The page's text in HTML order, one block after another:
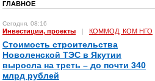
ГЛАВНОЕ
Сегодня, 08:16
Инвестиции, проекты | КОММОД, КОМ НГО
Стоимость строительства
Новоленской ТЭС в Якутии
выросла на треть – до почти 340
млрд рублей